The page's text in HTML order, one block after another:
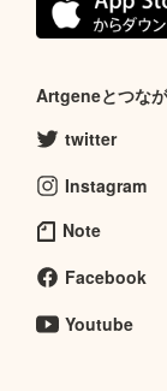
Artgeneとつな
twitter
Instagram
Note
Facebook
Youtube